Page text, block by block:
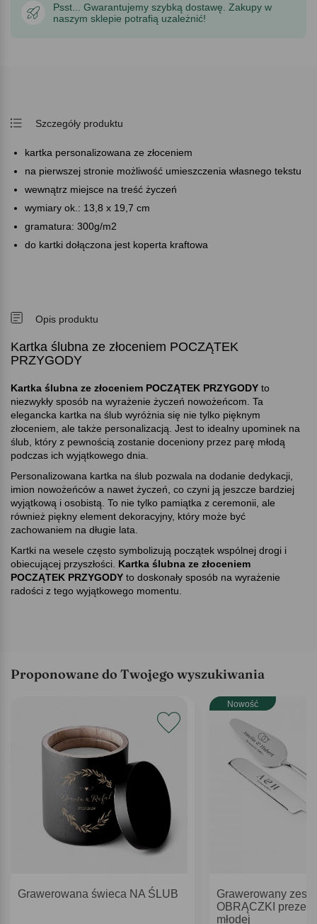
Psst... Gwarantujemy szybką dostawę. Zakupy w
naszym sklepie potrafią uzależnić!
Szczegóły produktu
kartka personalizowana ze złoceniem
na pierwszej stronie możliwość umieszczenia własnego tekstu
wewnątrz miejsce na treść życzeń
wymiary ok.: 13,8 x 19,7 cm
gramatura: 300g/m2
do kartki dołączona jest koperta kraftowa
Opis produktu
Kartka ślubna ze złoceniem POCZĄTEK
PRZYGODY
Kartka ślubna ze złoceniem POCZĄTEK PRZYGODY to
niezwykły sposób na wyrażenie życzeń nowożeńcom. Ta
elegancka kartka na ślub wyróżnia się nie tylko pięknym
złoceniem, ale także personalizacją. Jest to idealny upominek na
ślub, który z pewnością zostanie doceniony przez parę młodą
podczas ich wyjątkowego dnia.
Personalizowana kartka na ślub pozwala na dodanie dedykacji,
imion nowożeńców a nawet życzeń, co czyni ją jeszcze bardziej
wyjątkową i osobistą. To nie tylko pamiątka z ceremonii, ale
również piękny element dekoracyjny, który może być
zachowaniem na długie lata.
Kartki na wesele często symbolizują początek wspólnej drogi i
obiecującej przyszłości. Kartka ślubna ze złoceniem
POCZĄTEK PRZYGODY to doskonały sposób na wyrażenie
radości z tego wyjątkowego momentu.
Proponowane do Twojego wyszukiwania
Grawerowana świeca NA ŚLUB
Nowość
Grawerowany
OBRĄCZKI
młodej